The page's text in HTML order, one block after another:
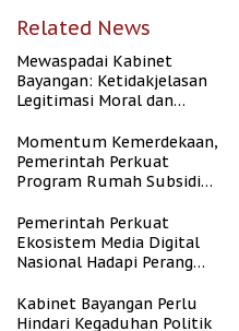
Related News
Mewaspadai Kabinet
Bayangan: Ketidakjelasan
Legitimasi Moral dan
Momentum Kemerdekaan,
Pemerintah Perkuat
Program Rumah Subsidi
Berpenghasilan Rendah
Pemerintah Perkuat
Ekosistem Media Digital
Nasional Hadapi Perang
Kabinet Bayangan Perlu
Hindari Kegaduhan Politik